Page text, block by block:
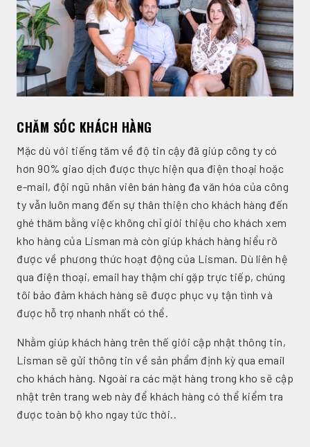
CHĂM SÓC KHÁCH HÀNG
Mặc dù với tiếng tăm về độ tin cậy đã giúp công ty có
hơn 90% giao dịch được thực hiện qua điện thoại hoặc
e-mail, đội ngũ nhân viên bán hàng đa văn hóa của công
ty vẫn luôn mang đến sự thân thiện cho khách hàng đến
ghé thăm bằng việc không chỉ giới thiệu cho khách xem
kho hàng của Lisman mà còn giúp khách hàng hiểu rõ
được về phương thức hoạt động của Lisman. Dù liên hệ
qua điện thoại, email hay thậm chí gặp trực tiếp, chúng
tôi bảo đảm khách hàng sẽ được phục vụ tận tình và
được hỗ trợ nhanh nhất có thể.
Nhằm giúp khách hàng trên thế giới cập nhật thông tin,
Lisman sẽ gửi thông tin về sản phẩm định kỳ qua email
cho khách hàng. Ngoài ra các mặt hàng trong kho sẽ cập
nhật trên trang web này để khách hàng có thể kiểm tra
được toàn bộ kho ngay tức thời..